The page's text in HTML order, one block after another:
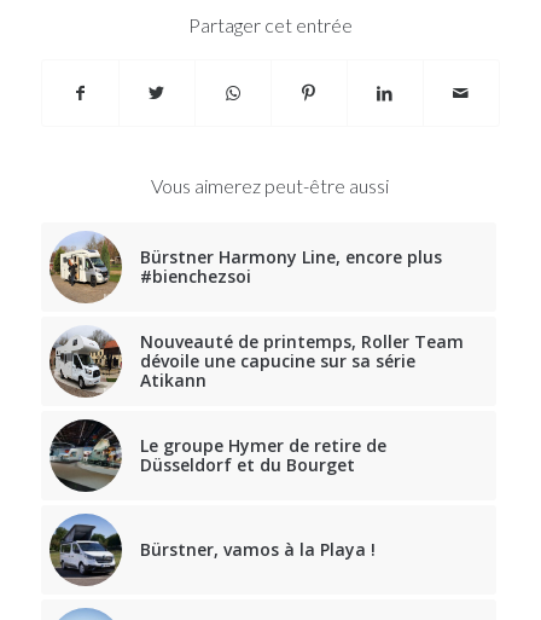
Partager cet entrée
Vous aimerez peut-être aussi
Bürstner Harmony Line, encore plus
#bienchezsoi
Nouveauté de printemps, Roller Team
dévoile une capucine sur sa série
Atikann
Le groupe Hymer de retire de
Düsseldorf et du Bourget
Bürstner, vamos à la Playa !